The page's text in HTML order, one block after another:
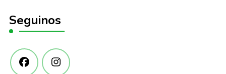
Seguinos